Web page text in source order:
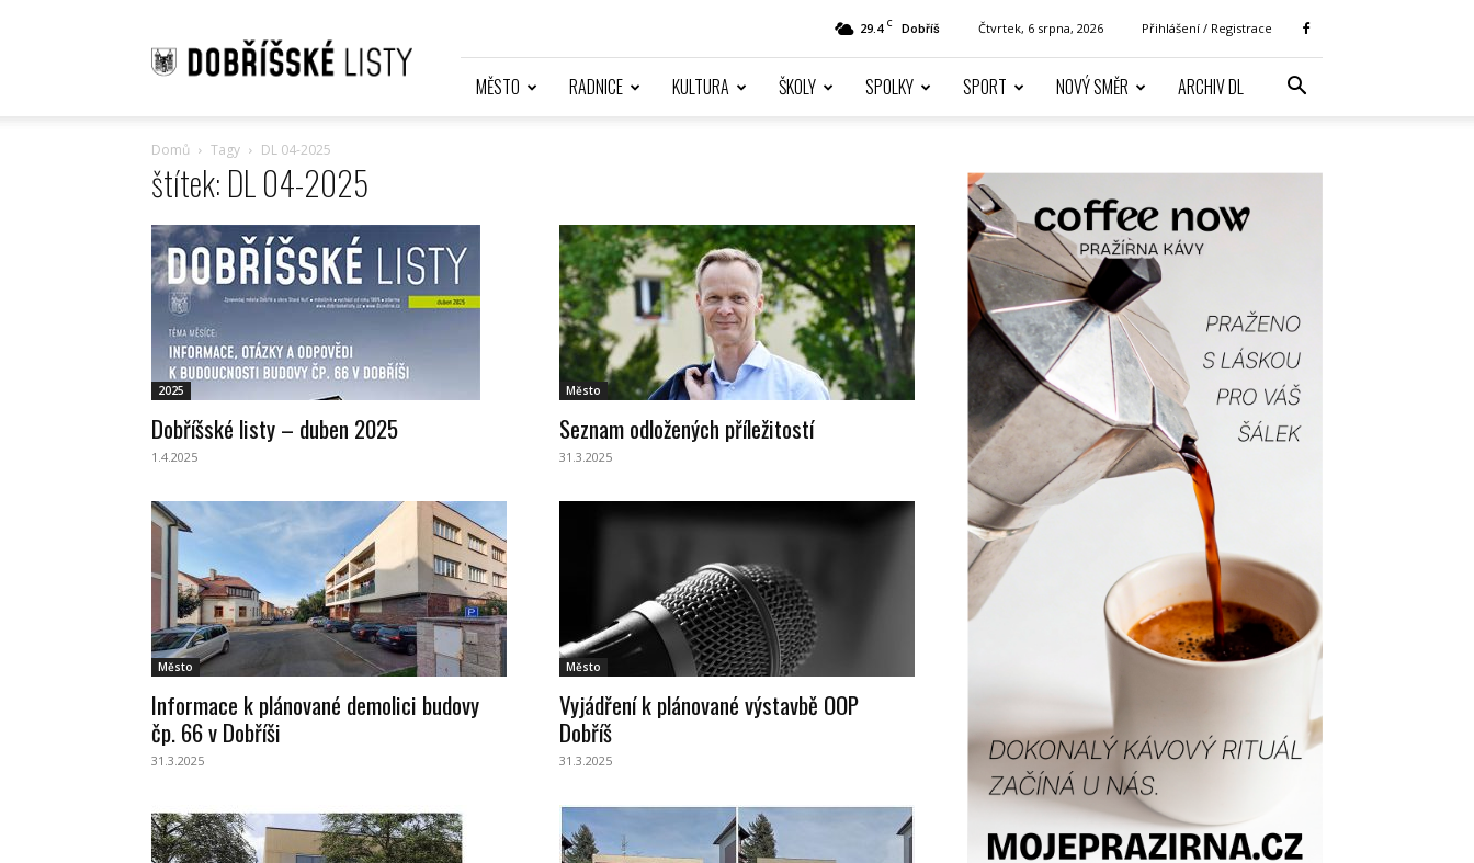
Online
29.4 C Dobříš Čtvrtek, 6 srpna, 2026 Přihlášení / Registrace
MĚSTO RADNICE KULTURA ŠKOLY SPOLKY SPORT NOVÝ SMĚR ARCHIV DL
Domů Tagy DL 04-2025
štítek: DL 04-2025
2025
Dobříšské listy – duben 2025
1.4.2025
Město
Seznam odložených příležitostí
31.3.2025
Město
Informace k plánované demolici budovy
čp. 66 v Dobříši
31.3.2025
Město
Vyjádření k plánované výstavbě OOP
Dobříš
31.3.2025